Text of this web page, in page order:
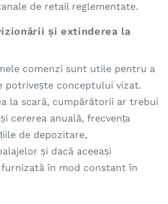
de retail reglementate.
și extinderea la
comenzi sunt utile pentru a
potrivește conceptului vizat.
la scară, cumpărătorii ar trebui
cererea anuală, frecvența
de depozitare,
și dacă aceeași
în mod constant în